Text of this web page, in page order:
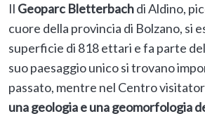
Il Geoparc Bletterbachdi Aldino,
cuore della provincia di Bolzano, si
superficie di 818 ettari e fa parte
suo paesaggio unico si trovano
passato, mentre nel Centro
unageologia e una geomorfologia